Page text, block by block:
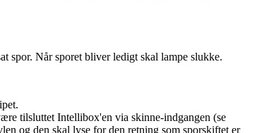
spor. Når sporet bliver ledigt skal lampe slukke.
tilsluttet Intellibox'en via skinne-indgangen (se
og den skal lyse for den retning som sporskiftet er